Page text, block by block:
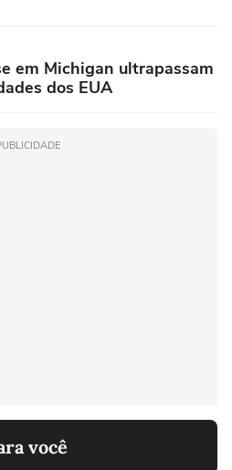
em Michigan ultrapassam
dos EUA
você